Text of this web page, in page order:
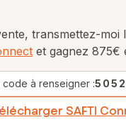
transmettez-moi
et gagnez 875€
code à renseigner :
SAFTI